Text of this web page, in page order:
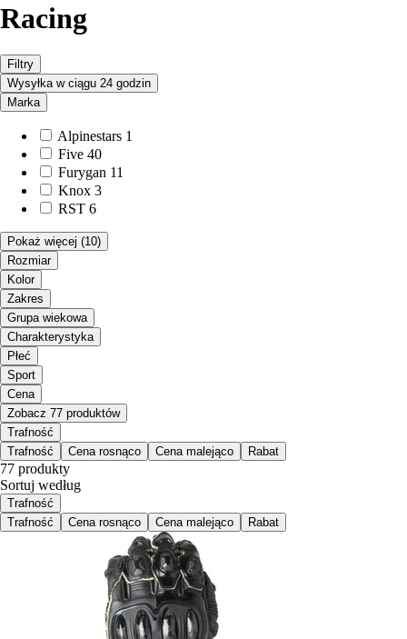
Racing
Filtry
Wysyłka w ciągu 24 godzin
Marka
Alpinestars 1
Five 40
Furygan 11
Knox 3
RST 6
Pokaż więcej (10)
Rozmiar
Kolor
Zakres
Grupa wiekowa
Charakterystyka
Płeć
Sport
Cena
Zobacz 77 produktów
Trafność
Trafność
Cena rosnąco Cena malejąco Rabat
77 produkty
Sortuj według
Trafność
Trafność
Cena rosnąco Cena malejąco Rabat